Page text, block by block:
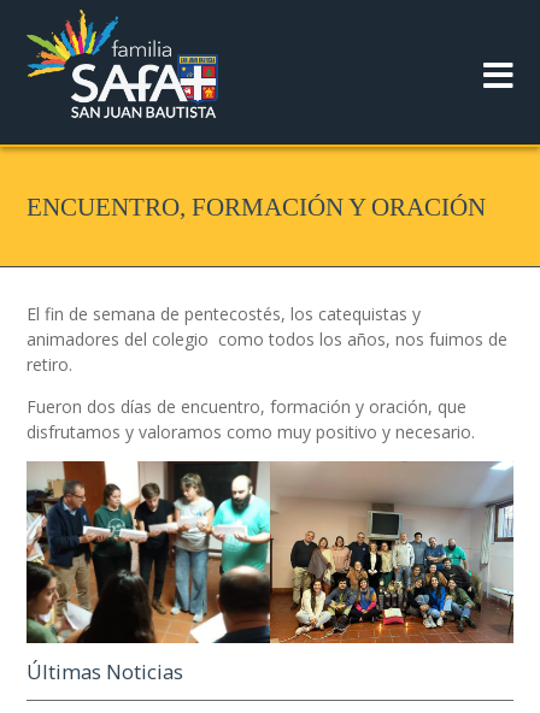
ENCUENTRO, FORMACIÓN Y ORACIÓN
El fin de semana de pentecostés, los catequistas y
animadores del colegio como todos los años, nos fuimos de
retiro.
Fueron dos días de encuentro, formación y oración, que
disfrutamos y valoramos como muy positivo y necesario.
Últimas Noticias